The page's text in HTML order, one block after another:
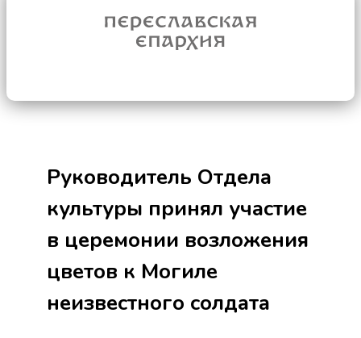
Руководитель Отдела
культуры принял участие
в церемонии возложения
цветов к Могиле
неизвестного солдата